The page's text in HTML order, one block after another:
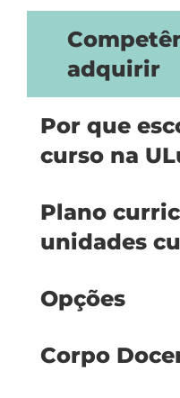
adquirir
Por que
curso na
Plano
unidades
Opções
Corpo